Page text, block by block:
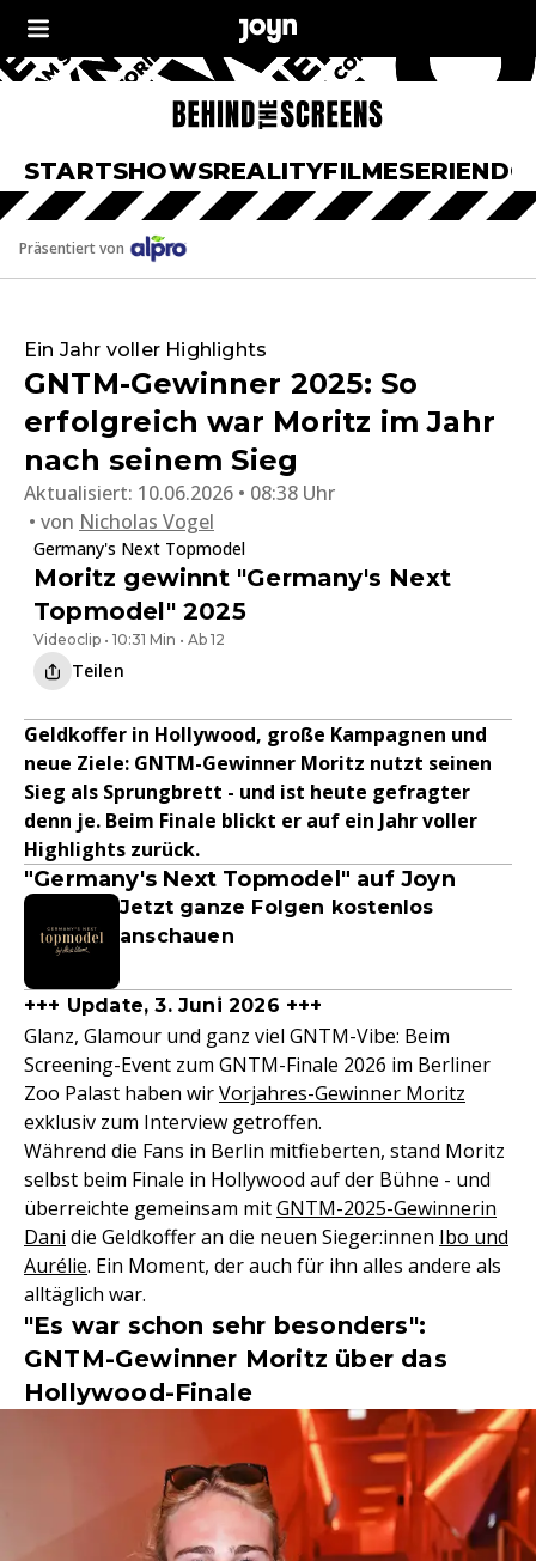
STARTSHOWSREALITYFILMESERIEN
Präsentiert von
Ein Jahr voller Highlights
GNTM-Gewinner 2025: So
erfolgreich war Moritz im Jahr
nach seinem Sieg
Aktualisiert: 10.06.2026 • 08:38 Uhr
von Nicholas Vogel
Germany's Next Topmodel
Moritz gewinnt "Germany's Next
Topmodel" 2025
Videoclip • 10:31 Min • Ab 12
Teilen
Geldkoffer in Hollywood, große Kampagnen und
neue Ziele: GNTM-Gewinner Moritz nutzt seinen
Sieg als Sprungbrett - und ist heute gefragter
denn je. Beim Finale blickt er auf ein Jahr voller
Highlights zurück.
"Germany's Next Topmodel" auf Joyn
Jetzt ganze Folgen kostenlos
anschauen
+++ Update, 3. Juni 2026 +++
Glanz, Glamour und ganz viel GNTM-Vibe: Beim
Screening-Event zum GNTM-Finale 2026 im Berliner
Zoo Palast haben wirVorjahres-Gewinner Moritz
exklusiv zum Interview getroffen.
Während die Fans in Berlin mitfieberten, stand Moritz
selbst beim Finale in Hollywood auf der Bühne - und
überreichte gemeinsam mitGNTM-2025-Gewinnerin
Dani die Geldkoffer an die neuen Sieger:innen Ibo und
Aurélie. Ein Moment, der auch für ihn alles andere als
alltäglich war.
"Es war schon sehr besonders":
GNTM-Gewinner Moritz über das
Hollywood-Finale